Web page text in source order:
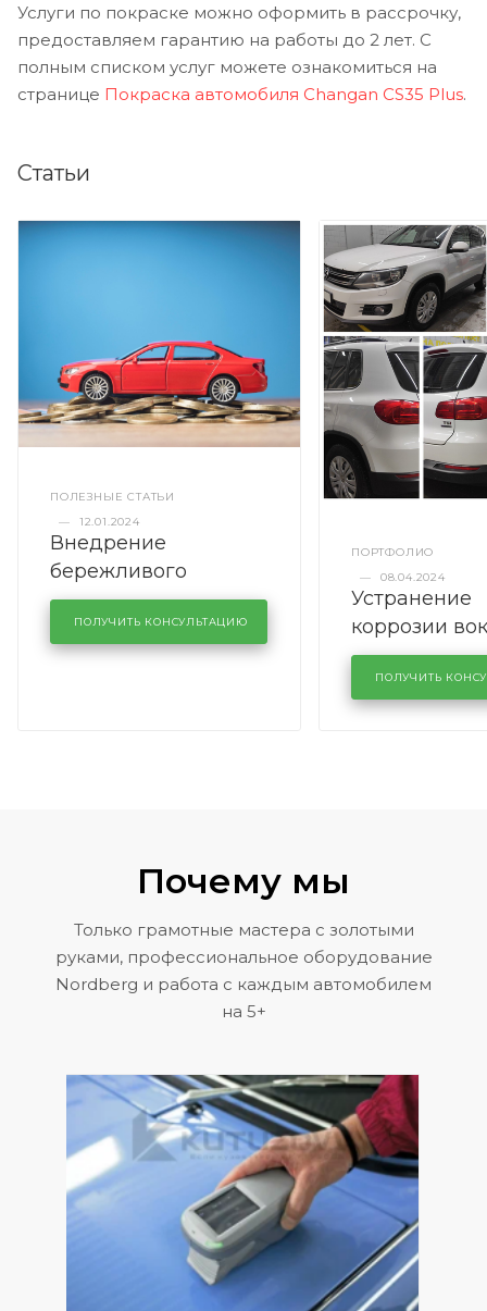
Услуги по покраске можно оформить в рассрочку,
предоставляем гарантию на работы до 2 лет. С
полным списком услуг можете ознакомиться на
странице Покраска автомобиля Changan CS35 Plus.
Статьи
ПОЛЕЗНЫЕ СТАТЬИ
—
12.01.2024
Внедрение
бережливого
производства в
кузовном сервисе
KUTUZOVV
ПОЛУЧИТЬ КОНСУЛЬТАЦИЮ
ПОРТФОЛИО
—
08.04.2024
Устранение
коррозии
лобового
районе
Volkswagen
ПОЛУЧИТЬ
Почему мы
Только грамотные мастера с золотыми
руками, профессиональное оборудование
Nordberg и работа с каждым автомобилем
на 5+